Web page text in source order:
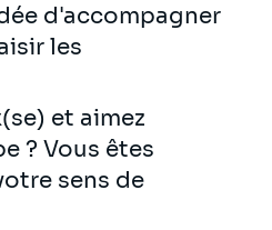
d'accompagner
les
et aimez
? Vous êtes
sens de